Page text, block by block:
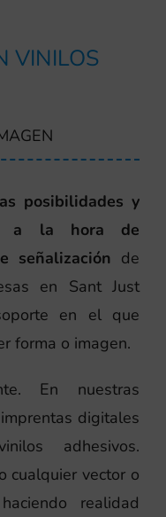
VINILOS
posibilidades y
a la hora de
señalización de
en Sant Just
en el que
forma o imagen.
En nuestras
digitales
adhesivos.
cualquier vector o
realidad